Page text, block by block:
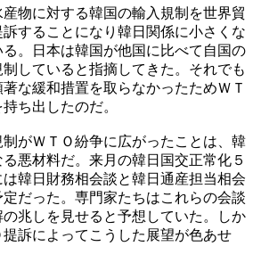
物に対する韓国の輸入規制を世界貿
することになり韓日関係に小さくな
。日本は韓国が他国に比べて自国の
していると指摘してきた。それでも
な緩和措置を取らなかったためＷＴ
ち出したのだ。
がＷＴＯ紛争に広がったことは、韓
悪材料だ。来月の韓日国交正常化５
韓日財務相会談と韓日通産担当相会
だった。専門家たちはこれらの会談
兆しを見せると予想していた。しか
訴によってこうした展望が色あせ